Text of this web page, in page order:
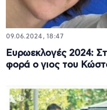
09.06.2024, 18:47
Ευρωεκλογές 2024:
φορά ο γιος του